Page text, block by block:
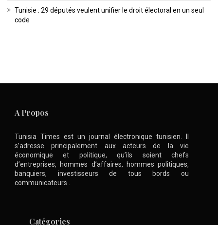
Tunisie : 29 députés veulent unifier le droit électoral en un seul
code
A Propos
Tunisia Times est un journal électronique tunisien. Il
s’adresse principalement aux acteurs de la vie
économique et politique, qu’ils soient chefs
d’entreprises, hommes d’affaires, hommes politiques,
banquiers, investisseurs de tous bords ou
communicateurs .
Catégories